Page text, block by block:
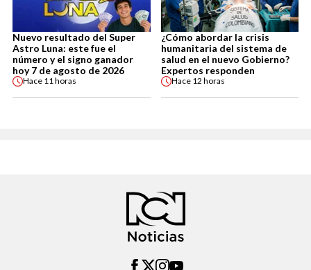
Nuevo resultado del Super
Astro Luna: este fue el
número y el signo ganador
hoy 7 de agosto de 2026
Hace 11 horas
¿Cómo abordar la crisis
humanitaria del sistema de
salud en el nuevo Gobierno?
Expertos responden
Hace 12 horas